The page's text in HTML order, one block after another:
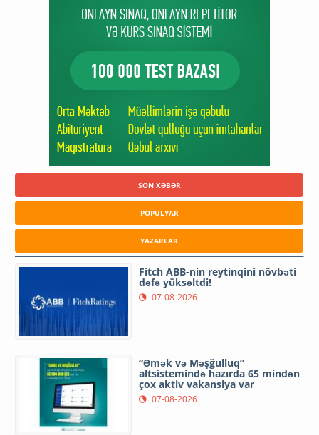
SON XƏBƏR
POPULYAR
YAZARLAR
Fitch ABB-nin reytinqini növbəti
dəfə yüksəltdi!
07-08-2026
“Əmək və Məşğulluq”
altsistemində hazırda 65 mindən
çox aktiv vakansiya var
07-08-2026